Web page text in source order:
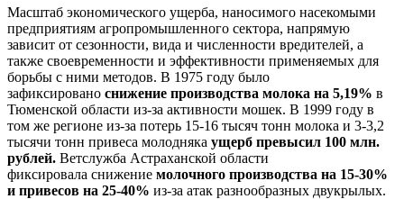
Масштаб экономического ущерба, наносимого насекомыми
предприятиям агропромышленного сектора, напрямую
зависит от сезонности, вида и численности вредителей, а
также своевременности и эффективности применяемых для
борьбы с ними методов. В 1975 году было
зафиксировано снижение производства молока на 5,19% в
Тюменской области из-за активности мошек. В 1999 году в
том же регионе из-за потерь 15-16 тысяч тонн молока и 3-3,2
тысячи тонн привеса молодняка ущерб превысил 100 млн.
рублей. Ветслужба Астраханской области
фиксировала снижение молочного производства на 15-30%
и привесов на 25-40% из-за атак разнообразных двукрылых.